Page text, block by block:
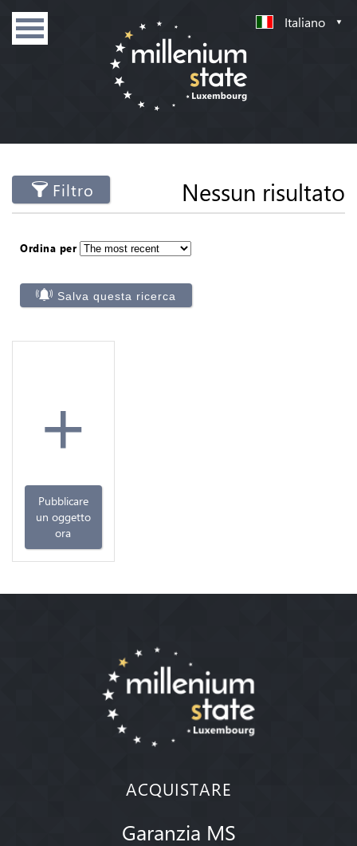
Italiano
Filtro Nessun risultato
Ordina per
Salva questa ricerca
+
Pubblicare
un oggetto
ora
ACQUISTARE
Garanzia MS